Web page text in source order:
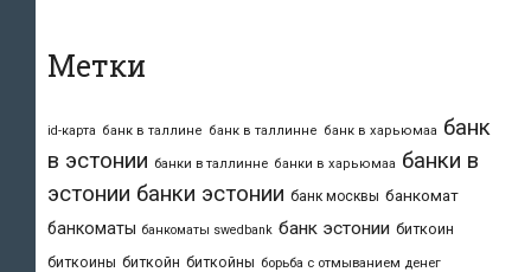
Метки
id-карта банк в таллине банк в таллинне банк в харьюмаа банк
в эстонии банки в таллинне банки в харьюмаа банки в
эстонии банки эстонии банк москвы банкомат
банкоматы банкоматы swedbank банк эстонии биткоин
биткоины биткойн биткойны борьба с отмыванием денег